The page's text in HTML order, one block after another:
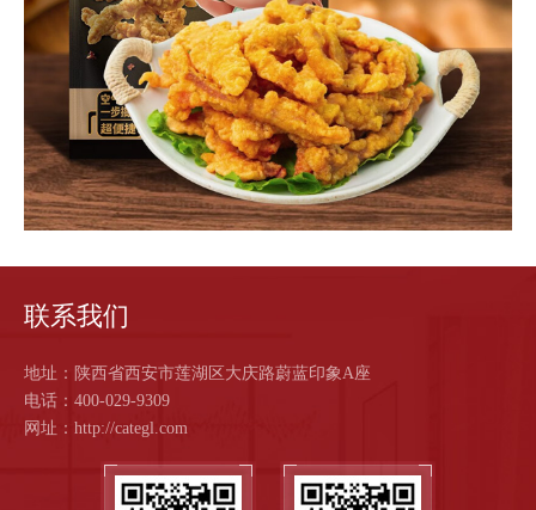
我
联
系
我
们
联系我们
地址：陕西省西安市莲湖区大庆路蔚蓝印象A座
电话：400-029-9309
网址：http://categl.com